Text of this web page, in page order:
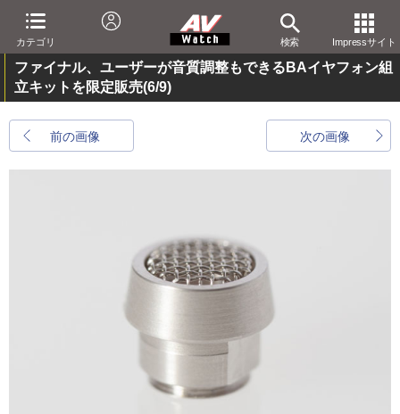
カテゴリ 検索 Impressサイト
ファイナル、ユーザーが音質調整もできるBAイヤフォン組
立キットを限定販売(6/9)
前の画像 次の画像